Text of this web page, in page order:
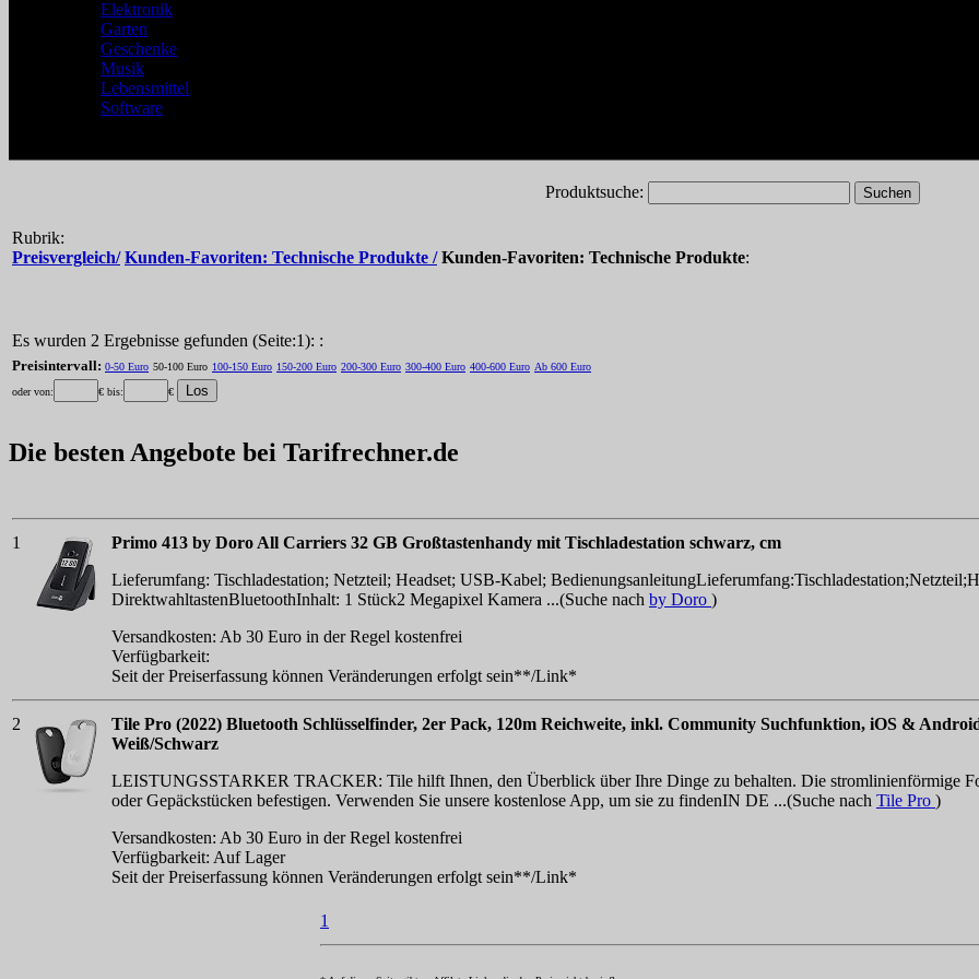
Elektronik
Garten
Geschenke
Musik
Lebensmittel
Software
Produktsuche:
Rubrik:
Preisvergleich/ Kunden-Favoriten: Technische Produkte / Kunden-Favoriten: Technische Produkte:
Es wurden 2 Ergebnisse gefunden (Seite:1): :
Preisintervall: 0-50 Euro 50-100 Euro 100-150 Euro 150-200 Euro 200-300 Euro 300-400 Euro 400-600 Euro Ab 600 Euro
oder von: € bis: €
Die besten Angebote bei Tarifrechner.de
1
Primo 413 by Doro All Carriers 32 GB Großtastenhandy mit Tischladestation schwarz, cm
Lieferumfang: Tischladestation; Netzteil; Headset; USB-Kabel;
DirektwahltastenBluetoothInhalt: 1 Stück2 Megapixel Kamera ...(Suche nach by Doro )
Versandkosten: Ab 30 Euro in der Regel kostenfrei
Verfügbarkeit:
Seit der Preiserfassung können Veränderungen erfolgt sein**/Link*
2
Tile Pro (2022) Bluetooth Schlüsselfinder, 2er Pack, 120m Reichweite, inkl. Community Suchfunktion, iOS &
Weiß/Schwarz
LEISTUNGSSTARKER TRACKER: Tile hilft Ihnen, den Überblick über Ihre Dinge zu behalten. Die stromlinienförmige
oder Gepäckstücken befestigen. Verwenden Sie unsere kostenlose App, um sie zu findenIN DE ...(Suche nach Tile Pro )
Versandkosten: Ab 30 Euro in der Regel kostenfrei
Verfügbarkeit: Auf Lager
Seit der Preiserfassung können Veränderungen erfolgt sein**/Link*
1